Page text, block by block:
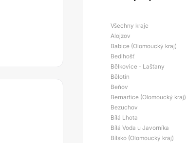
Všechny kraje
Alojzov
Babice (Olomoucký kraj)
Bedihošť
Bělkovice - Lašťany
Bělotín
Beňov
Bernartice (Olomoucký kraj)
Bezuchov
Bílá Lhota
Bílá Voda u Javorníka
Bílsko (Olomoucký kraj)